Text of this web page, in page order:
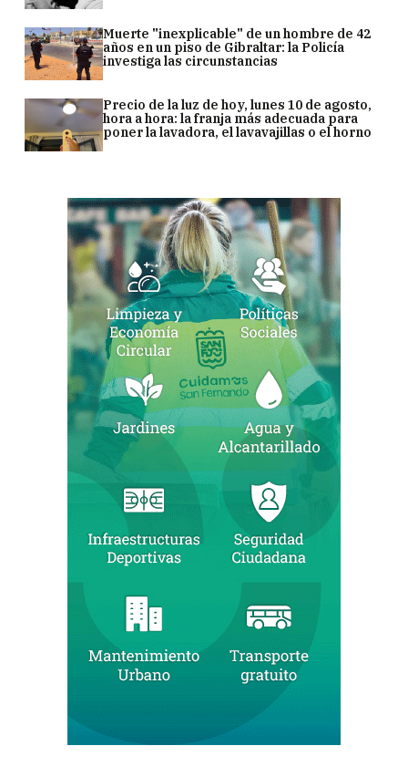
Muerte "inexplicable" de un hombre de 42
años en un piso de Gibraltar: la Policía
investiga las circunstancias
Precio de la luz de hoy, lunes 10 de agosto,
hora a hora: la franja más adecuada para
poner la lavadora, el lavavajillas o el horno